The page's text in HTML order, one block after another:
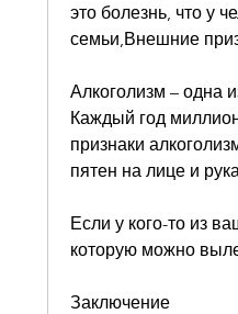
это болезнь, что у
семьи,Внешние
Алкоголизм – одна
Каждый год
признаки
пятен на лице и
Если у кого-то из
которую можно
Заключение